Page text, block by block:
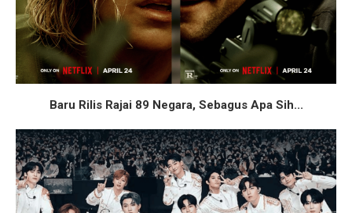
Baru Rilis Rajai 89 Negara, Sebagus Apa Sih...